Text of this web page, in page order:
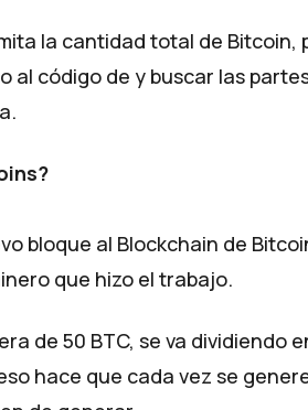
la cantidad total de Bitcoin,
al código de y buscar las
bloque al Blockchain de
que hizo el trabajo.
de 50 BTC, se va dividiendo
hace que cada vez se